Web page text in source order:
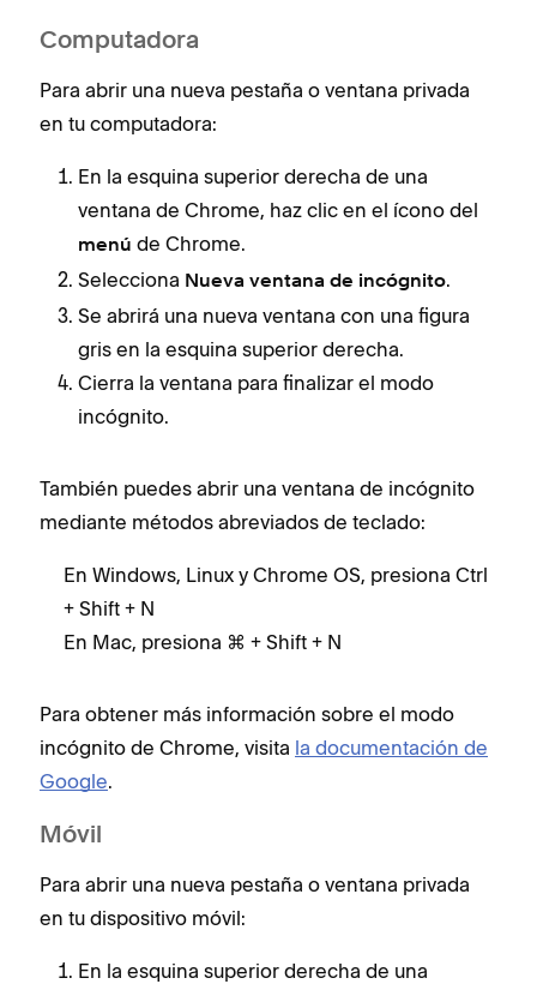
Computadora
Para abrir una nueva pestaña o ventana privada
en tu computadora:
En la esquina superior derecha de una
ventana de Chrome, haz clic en el ícono del
menú de Chrome.
Selecciona Nueva ventana de incógnito.
Se abrirá una nueva ventana con una figura
gris en la esquina superior derecha.
Cierra la ventana para finalizar el modo
incógnito.
También puedes abrir una ventana de incógnito
mediante métodos abreviados de teclado:
En Windows, Linux y Chrome OS, presiona Ctrl
+ Shift + N
En Mac, presiona ⌘ + Shift + N
Para obtener más información sobre el modo
incógnito de Chrome, visita la documentación de
Google.
Móvil
Para abrir una nueva pestaña o ventana privada
en tu dispositivo móvil:
En la esquina superior derecha de una